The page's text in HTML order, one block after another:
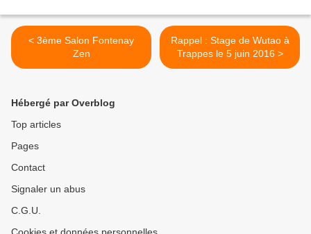
< 3ème Salon Fontenay
Zen
Rappel : Stage de Wutao à
Trappes le 5 juin 2016 >
Hébergé par Overblog
Top articles
Pages
Contact
Signaler un abus
C.G.U.